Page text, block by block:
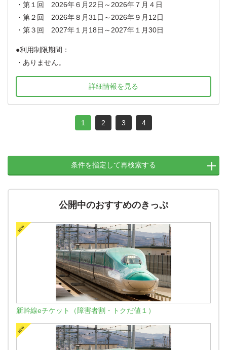
・第１回 2026年６月22日～2026年７月４日
・第２回 2026年８月31日～2026年９月12日
・第３回 2027年１月18日～2027年１月30日
利用制限期間：
・ありません。
詳細情報を見る
1 2 3 4
条件を指定して再検索する
公開中のおすすめのきっぷ
新幹線eチケット（障害者割・トクだ値１）